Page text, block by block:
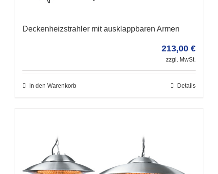
Deckenheizstrahler mit ausklappbaren Armen
213,00 €
zzgl. MwSt.
In den Warenkorb Details